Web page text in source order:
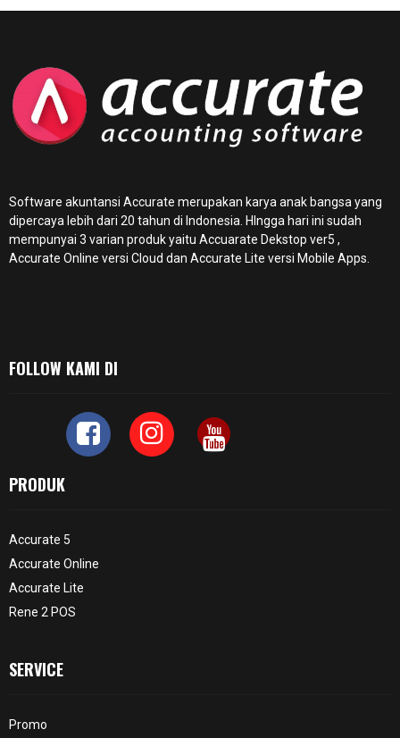
Software akuntansi Accurate merupakan karya anak bangsa yang
dipercaya lebih dari 20 tahun di Indonesia. HIngga hari ini sudah
mempunyai 3 varian produk yaitu Accuarate Dekstop ver5 ,
Accurate Online versi Cloud dan Accurate Lite versi Mobile Apps.
FOLLOW KAMI DI
PRODUK
Accurate 5
Accurate Online
Accurate Lite
Rene 2 POS
SERVICE
Promo